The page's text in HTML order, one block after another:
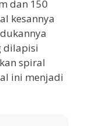
dan 150
kesannya
dilapisi
spiral
ini menjadi